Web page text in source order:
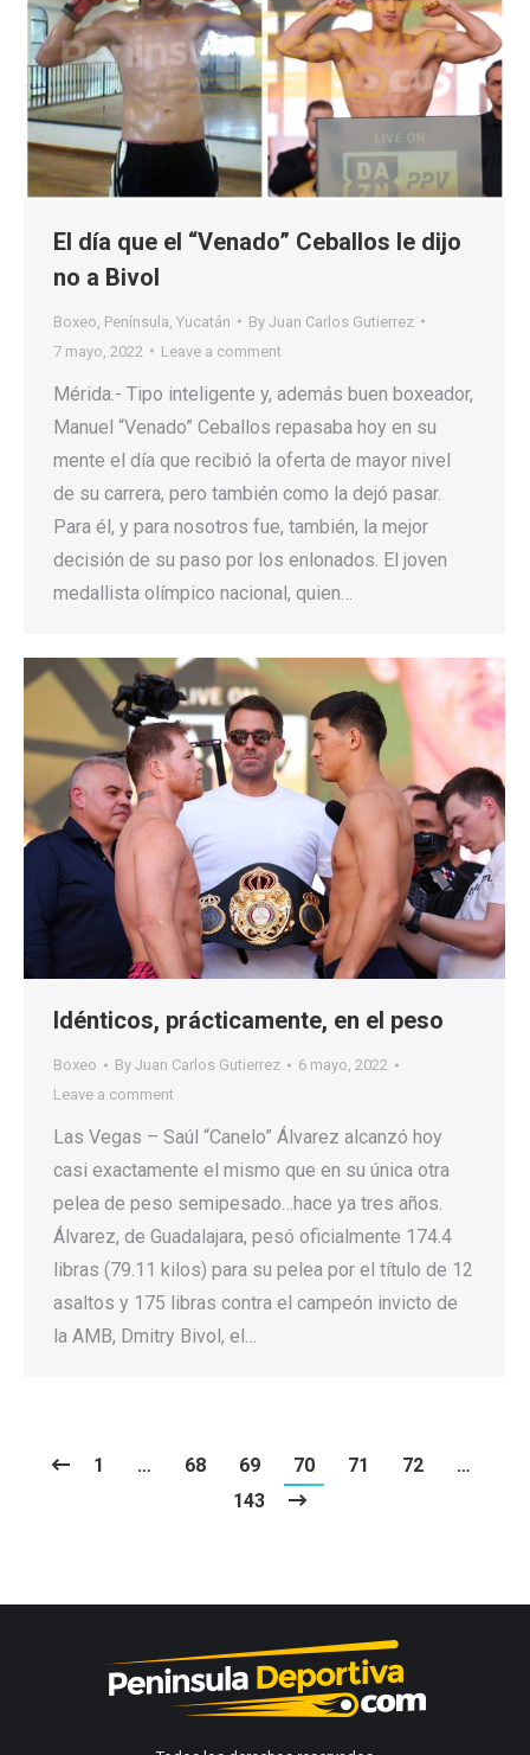
El día que el “Venado” Ceballos le dijo
no a Bivol
Boxeo Península Yucatán By Juan Carlos Gutierrez
7 mayo, 2022
Leave a comment
Mérida.- Tipo inteligente y, además buen boxeador,
Manuel “Venado” Ceballos repasaba hoy en su
mente el día que recibió la oferta de mayor nivel
de su carrera, pero también como la dejó pasar.
Para él, y para nosotros fue, también, la mejor
decisión de su paso por los enlonados. El joven
medallista olímpico nacional, quien…
Idénticos, prácticamente, en el peso
Boxeo By Juan Carlos Gutierrez
6 mayo, 2022
Leave a comment
Las Vegas – Saúl “Canelo” Álvarez alcanzó hoy
casi exactamente el mismo que en su única otra
pelea de peso semipesado…hace ya tres años.
Álvarez, de Guadalajara, pesó oficialmente 174.4
libras (79.11 kilos) para su pelea por el título de 12
asaltos y 175 libras contra el campeón invicto de
la AMB, Dmitry Bivol, el…
1 … 68 69 70 71 72
…
143